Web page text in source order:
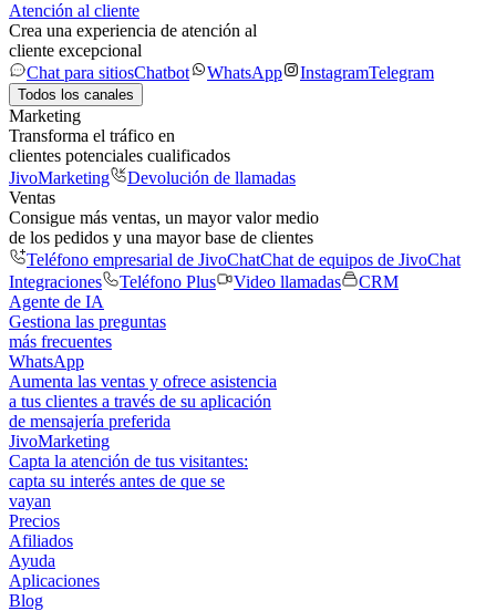
Atención al cliente
Crea una experiencia de atención al
cliente excepcional
Chat para sitiosChatbot WhatsApp InstagramTelegram
Todos los canales
Marketing
Transforma el tráfico en
clientes potenciales cualificados
JivoMarketing
Devolución de llamadas
Ventas
Consigue más ventas, un mayor valor medio
de los pedidos y una mayor base de clientes
Teléfono empresarial de JivoChatChat de equipos de JivoChat
Integraciones
Teléfono Plus Video llamadas
CRM
Agente de IA
Gestiona las preguntas
más frecuentes
WhatsApp
Aumenta las ventas y ofrece asistencia
a tus clientes a través de su aplicación
de mensajería preferida
JivoMarketing
Capta la atención de tus visitantes:
capta su interés antes de que se
vayan
Precios
Afiliados
Ayuda
Aplicaciones
Blog